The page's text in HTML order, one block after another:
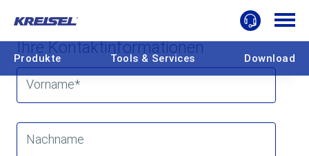
Produkte Tools & Services Download
Ihre Kontaktinformationen
Vorname*
Nachname